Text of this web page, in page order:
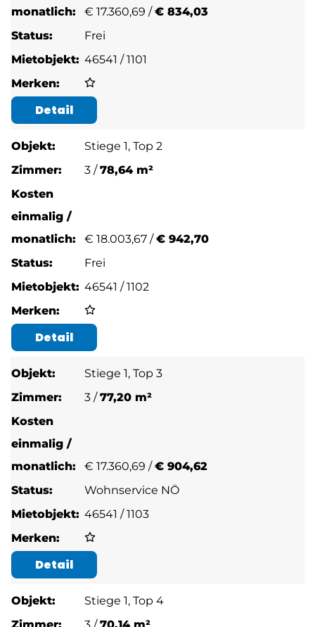
€ 17.360,69 /€ 834,03
Frei
46541 / 1101
Detail
Stiege 1, Top 2
3 /78,64 m²
€ 18.003,67 /€ 942,70
Frei
46541 / 1102
Detail
Stiege 1, Top 3
3 /77,20 m²
€ 17.360,69 /€ 904,62
Wohnservice NÖ
46541 / 1103
Detail
Stiege 1, Top 4